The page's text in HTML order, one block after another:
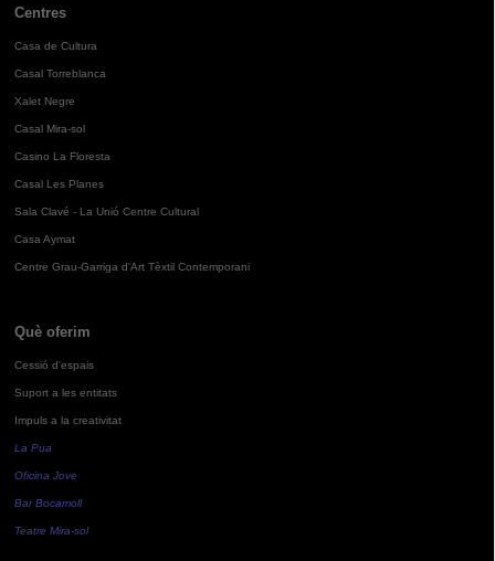
Centres
Casa de Cultura
Casal Torreblanca
Xalet Negre
Casal Mira-sol
Casino La Floresta
Casal Les Planes
Sala Clavé - La Unió Centre Cultural
Casa Aymat
Centre Grau-Garriga d'Art Tèxtil Contemporani
Què oferim
Cessió d'espais
Suport a les entitats
Impuls a la creativitat
La Pua
Oficina Jove
Bar Bocamoll
Teatre Mira-sol